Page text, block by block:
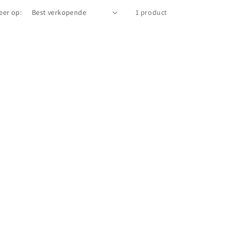
op: 1 product